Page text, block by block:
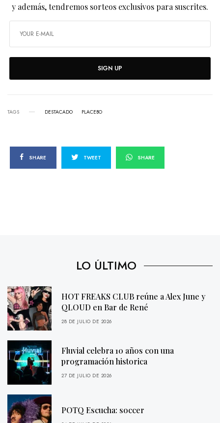
y además, tendremos sorteos exclusivos para suscrites.
SIGN UP
TAGS DESTACADO PLACEBO
SHARE TWEET SHARE
LO ÚLTIMO
HOT FREAKS CLUB reúne a Alex June y
QLOUD en Bar de René
28 DE JULIO DE 2026
Fluvial celebra 10 años con una
programación historica
27 DE JULIO DE 2026
POTQ Escucha: soccer